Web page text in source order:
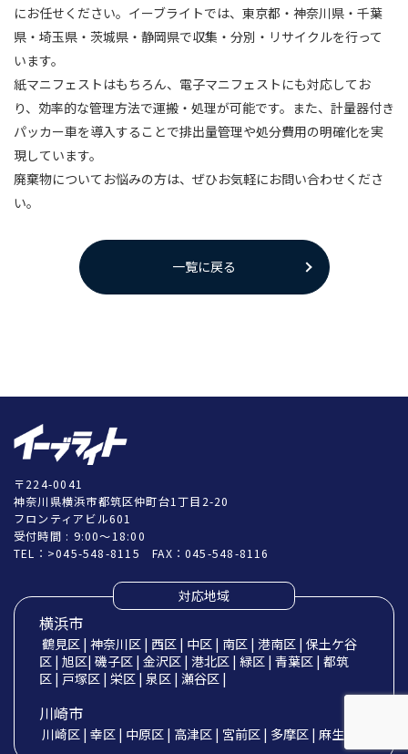
にお任せください。イーブライトでは、東京都・神奈川県・千葉
県・埼玉県・茨城県・静岡県で収集・分別・リサイクルを行って
います。
紙マニフェストはもちろん、電子マニフェストにも対応してお
り、効率的な管理方法で運搬・処理が可能です。また、計量器付き
パッカー車を導入することで排出量管理や処分費用の明確化を実
現しています。
廃棄物についてお悩みの方は、ぜひお気軽にお問い合わせくださ
い。
一覧に戻る
〒224-0041
神奈川県横浜市都筑区仲町台1丁目2-20
フロンティアビル601
受付時間 : 9:00～18:00
TEL： >045-548-8115 FAX：045-548-8116
対応地域
横浜市
鶴見区 | 神奈川区 | 西区 | 中区 | 南区 | 港南区 | 保土ケ谷
区 | 旭区| 磯子区 | 金沢区 | 港北区 | 緑区 | 青葉区 | 都筑
区 | 戸塚区 | 栄区 | 泉区 | 瀬谷区 |
川崎市
川崎区 | 幸区 | 中原区 | 高津区 | 宮前区 | 多摩区 | 麻生区 |